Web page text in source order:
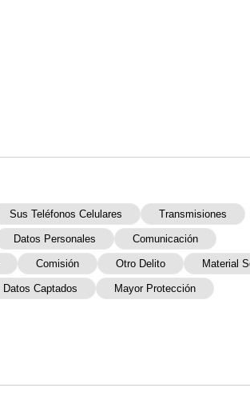
Sus Teléfonos Celulares Transmisiones
Datos Personales Comunicación
Comisión Otro Delito Material
Datos Captados Mayor Protección